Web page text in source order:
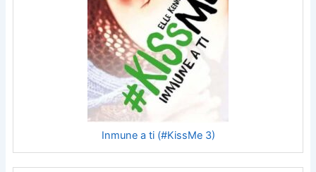
Inmune a ti (#KissMe 3)